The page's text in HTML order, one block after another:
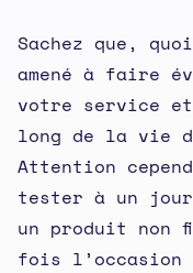
Sachez que,
amené à faire
votre service
long de la vie
Attention
tester à un
un produit non
fois l’occasion